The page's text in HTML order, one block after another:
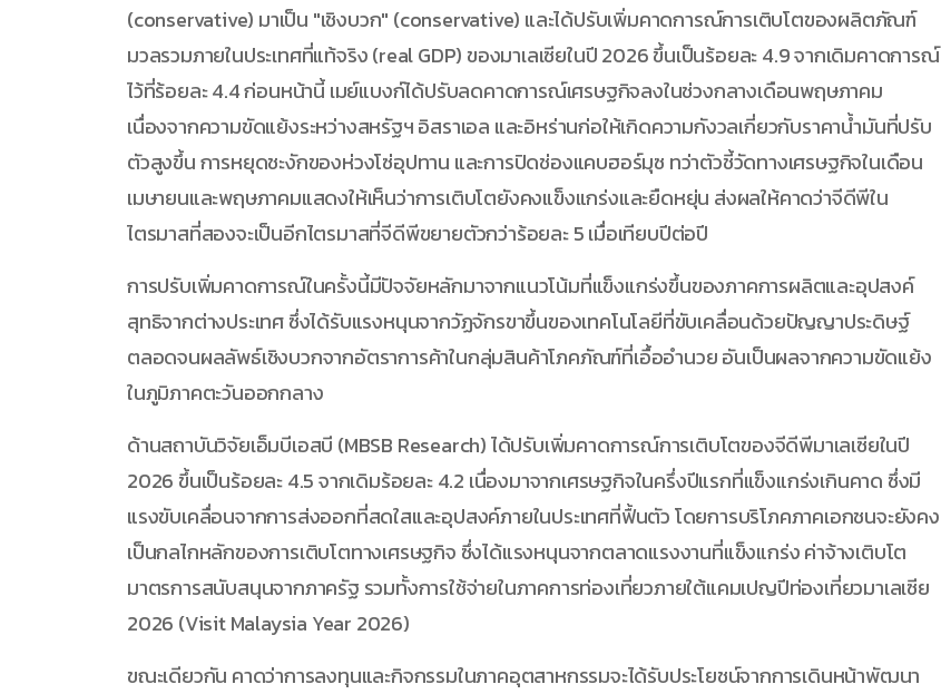
(conservative) มาเป็น "เชิงบวก" (conservative) และได้ปรับเพิ่มคาดการณ์การเติบโตของผลิตภัณฑ์
มวลรวมภายในประเทศที่แท้จริง (real GDP) ของมาเลเซียในปี 2026 ขึ้นเป็นร้อยละ 4.9 จากเดิมคาดการณ์
ไว้ที่ร้อยละ 4.4 ก่อนหน้านี้ เมย์แบงก์ได้ปรับลดคาดการณ์เศรษฐกิจลงในช่วงกลางเดือนพฤษภาคม
เนื่องจากความขัดแย้งระหว่างสหรัฐฯ อิสราเอล และอิหร่านก่อให้เกิดความกังวลเกี่ยวกับราคาน้ำมันที่ปรับ
ตัวสูงขึ้น การหยุดชะงักของห่วงโซ่อุปทาน และการปิดช่องแคบฮอร์มุซ ทว่าตัวชี้วัดทางเศรษฐกิจในเดือน
เมษายนและพฤษภาคมแสดงให้เห็นว่าการเติบโตยังคงแข็งแกร่งและยืดหยุ่น ส่งผลให้คาดว่าจีดีพีใน
ไตรมาสที่สองจะเป็นอีกไตรมาสที่จีดีพีขยายตัวกว่าร้อยละ 5 เมื่อเทียบปีต่อปี
การปรับเพิ่มคาดการณ์ในครั้งนี้มีปัจจัยหลักมาจากแนวโน้มที่แข็งแกร่งขึ้นของภาคการผลิตและอุปสงค์
สุทธิจากต่างประเทศ ซึ่งได้รับแรงหนุนจากวัฏจักรขาขึ้นของเทคโนโลยีที่ขับเคลื่อนด้วยปัญญาประดิษฐ์
ตลอดจนผลลัพธ์เชิงบวกจากอัตราการค้าในกลุ่มสินค้าโภคภัณฑ์ที่เอื้ออำนวย อันเป็นผลจากความขัดแย้ง
ในภูมิภาคตะวันออกกลาง
ด้านสถาบันวิจัยเอ็มบีเอสบี (MBSB Research) ได้ปรับเพิ่มคาดการณ์การเติบโตของจีดีพีมาเลเซียในปี
2026 ขึ้นเป็นร้อยละ 4.5 จากเดิมร้อยละ 4.2 เนื่องมาจากเศรษฐกิจในครึ่งปีแรกที่แข็งแกร่งเกินคาด ซึ่งมี
แรงขับเคลื่อนจากการส่งออกที่สดใสและอุปสงค์ภายในประเทศที่ฟื้นตัว โดยการบริโภคภาคเอกชนจะยังคง
เป็นกลไกหลักของการเติบโตทางเศรษฐกิจ ซึ่งได้แรงหนุนจากตลาดแรงงานที่แข็งแกร่ง ค่าจ้างเติบโต
มาตรการสนับสนุนจากภาครัฐ รวมทั้งการใช้จ่ายในภาคการท่องเที่ยวภายใต้แคมเปญปีท่องเที่ยวมาเลเซีย
2026 (Visit Malaysia Year 2026)
ขณะเดียวกัน คาดว่าการลงทุนและกิจกรรมในภาคอุตสาหกรรมจะได้รับประโยชน์จากการเดินหน้าพัฒนา